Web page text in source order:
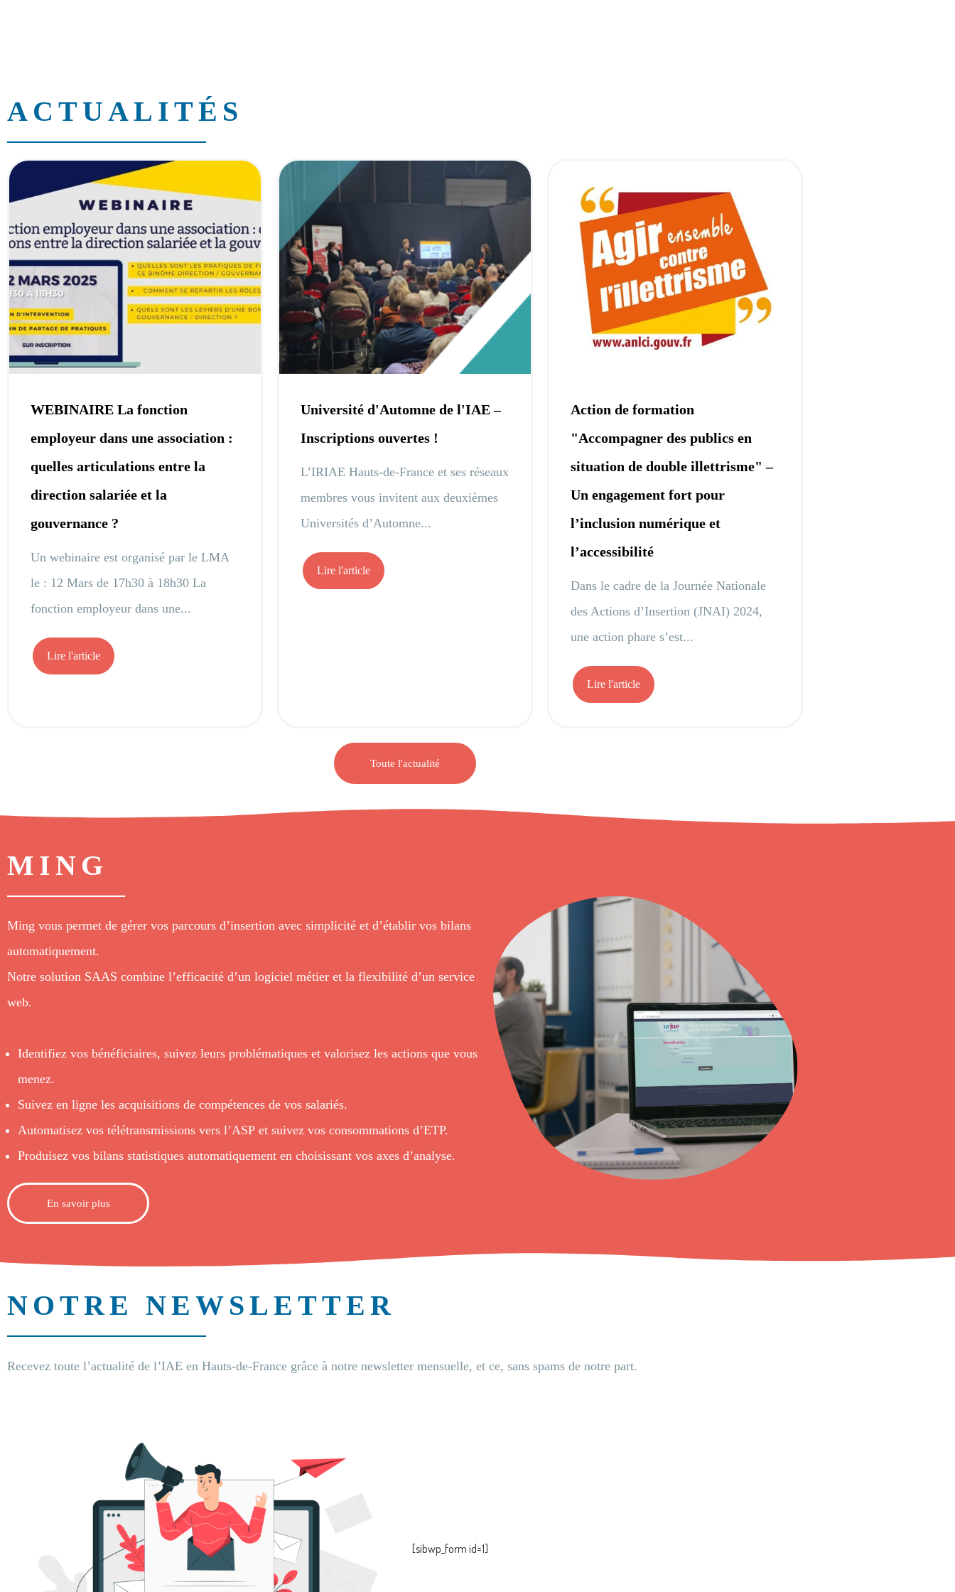
ACTUALITÉS
WEBINAIRE La fonction
employeur dans une association :
quelles articulations entre la
direction salariée et la
gouvernance ?
Un webinaire est organisé par le LMA
le : 12 Mars de 17h30 à 18h30 La
fonction employeur dans une...
Lire l'article
Université d'Automne de l'IAE –
Inscriptions ouvertes !
L’IRIAE Hauts-de-France et ses réseaux
membres vous invitent aux deuxièmes
Universités d’Automne...
Lire l'article
Action de formation
"Accompagner des publics en
situation de double illettrisme" –
Un engagement fort pour
l’inclusion numérique et
l’accessibilité
Dans le cadre de la Journée Nationale
des Actions d’Insertion (JNAI) 2024,
une action phare s’est...
Lire l'article
Toute l'actualité
MING
Ming vous permet de gérer vos parcours d’insertion avec simplicité et d’établir vos bilans
automatiquement.
Notre solution SAAS combine l’efficacité d’un logiciel métier et la flexibilité d’un service
web.
Identifiez vos bénéficiaires, suivez leurs problématiques et valorisez les actions que vous
menez.
Suivez en ligne les acquisitions de compétences de vos salariés.
Automatisez vos télétransmissions vers l’ASP et suivez vos consommations d’ETP.
Produisez vos bilans statistiques automatiquement en choisissant vos axes d’analyse.
En savoir plus
NOTRE NEWSLETTER
Recevez toute l’actualité de l’IAE en Hauts-de-France grâce à notre newsletter mensuelle, et ce, sans spams de notre part.
[sibwp_form id=1]